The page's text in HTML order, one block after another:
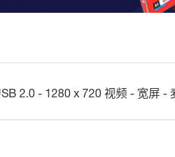
2.0 - 1280 x 720 视频 - 宽屏 -